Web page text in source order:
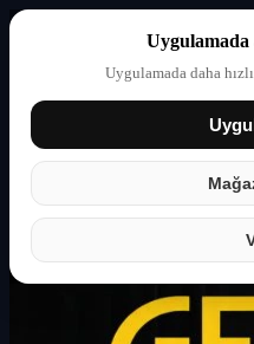
Uygulamada
Uygulamada daha
Giriş yap Partner